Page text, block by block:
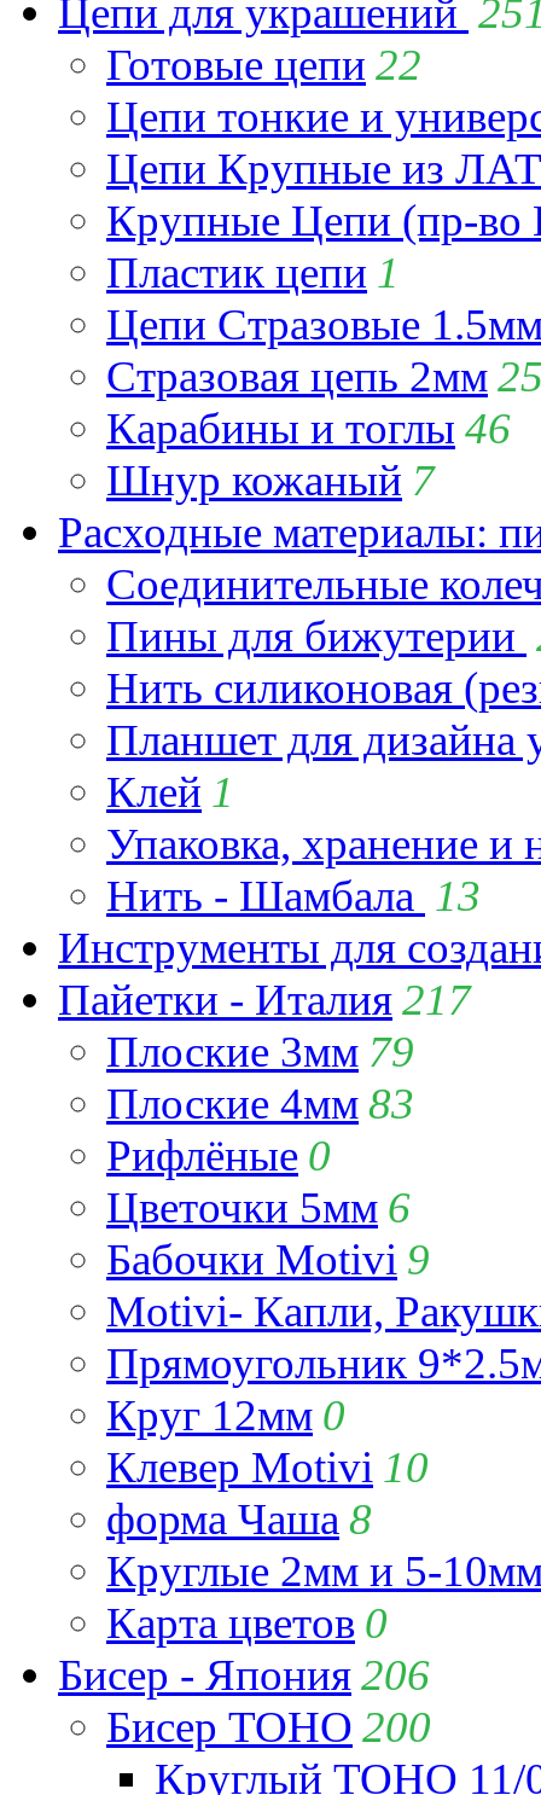
Цепи для украшений
Готовые цепи 22
Цепи тонкие и
Цепи Крупные из
Крупные Цепи (пр-во
Пластик цепи 1
Цепи Стразовые
Стразовая цепь 2мм
Карабины и тоглы 46
Шнур кожаный 7
Расходные материалы:
Соединительные
Пины для бижутерии
Нить силиконовая
Планшет для
Клей 1
Упаковка, хранение и
Нить - Шамбала 13
Инструменты для
Пайетки - Италия217
Плоские 3мм 79
Плоские 4мм83
Рифлёные 0
Цветочки 5мм 6
Бабочки Motivi 9
Motivi- Капли,
Прямоугольник
Круг 12мм 0
Клевер Motivi 10
форма Чаша 8
Круглые 2мм и 5-
Карта цветов 0
Бисер - Япония206
Бисер TOHO 200
Круглый TOHO 11/